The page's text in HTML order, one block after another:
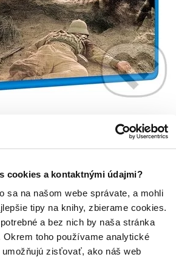
cookies a kontaktnými údajmi?
sa na našom webe správate, a mohli
tipy na knihy, zbierame cookies.
a bez nich by naša stránka
Okrem toho používame analytické
zisťovať, ako náš web
událostí Mel Gibson a Randall Wallace,
srdce, se znovu sešli, aby tentokrát
válečný film...